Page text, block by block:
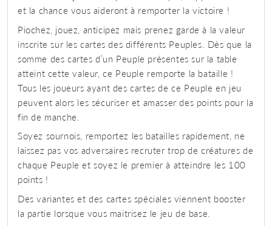
et la chance vous aideront à remporter la victoire !
Piochez, jouez, anticipez mais prenez garde à la valeur
inscrite sur les cartes des différents Peuples. Dès que la
somme des cartes d’un Peuple présentes sur la table
atteint cette valeur, ce Peuple remporte la bataille !
Tous les joueurs ayant des cartes de ce Peuple en jeu
peuvent alors les sécuriser et amasser des points pour la
fin de manche.
Soyez sournois, remportez les batailles rapidement, ne
laissez pas vos adversaires recruter trop de créatures de
chaque Peuple et soyez le premier à atteindre les 100
points !
Des variantes et des cartes spéciales viennent booster
la partie lorsque vous maitrisez le jeu de base.